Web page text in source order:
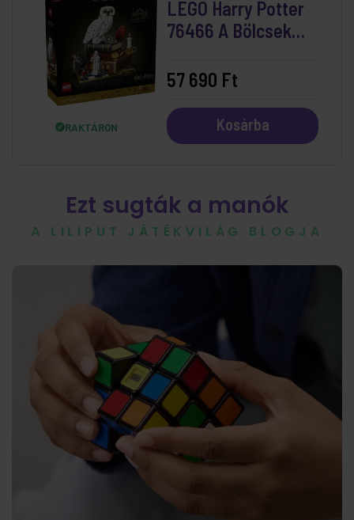
RAKTÁRON
LEGO Harry Potter
76466 A Bölcsek
Kiadás
57 690 Ft
Kosárba
Ezt sugták a manók
A LILIPUT JÁTÉKVILÁG BLOGJA